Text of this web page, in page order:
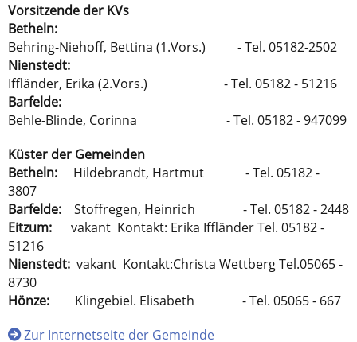
Vorsitzende der KVs
Betheln:
Behring-Niehoff, Bettina (1.Vors.) - Tel. 05182-2502
Nienstedt:
Iffländer, Erika (2.Vors.) - Tel. 05182 - 51216
Barfelde:
Behle-Blinde, Corinna - Tel. 05182 - 947099
Küster der Gemeinden
Betheln: Hildebrandt, Hartmut - Tel. 05182 -
3807
Barfelde: Stoffregen, Heinrich - Tel. 05182 - 2448
Eitzum: vakant Kontakt: Erika Iffländer Tel. 05182 -
51216
Nienstedt: vakant Kontakt:Christa Wettberg Tel.05065 -
8730
Hönze: Klingebiel. Elisabeth - Tel. 05065 - 667
Zur Internetseite der Gemeinde